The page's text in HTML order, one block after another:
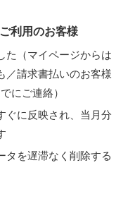
利用のお客様
た（マイページからは
／請求書払いのお客様
にご連絡）
ぐに反映され、当月分
タを遅滞なく削除する